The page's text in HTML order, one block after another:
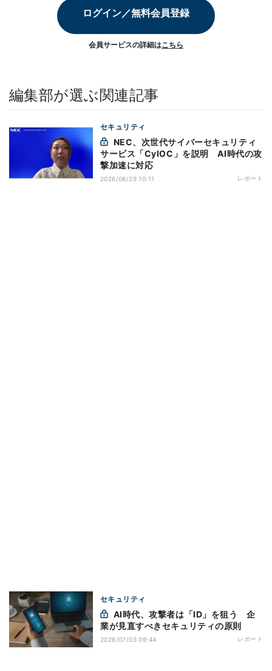
ログイン／無料会員登録
会員サービスの詳細はこちら
編集部が選ぶ関連記事
セキュリティ
サービス「CyIOC」を説明 AI時代の攻
撃加速に対応
2026/06/29 10:11 レポート
セキュリティ
業が見直すべきセキュリティの原則
2026/07/03 09:44 レポート